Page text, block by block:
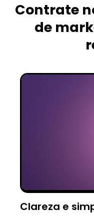
Contrate
de
Clareza e